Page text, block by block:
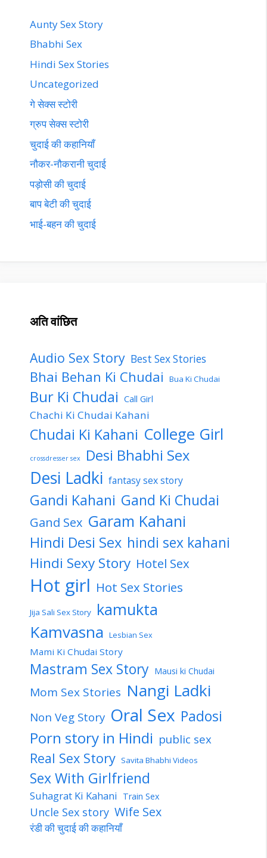
Aunty Sex Story
Bhabhi Sex
Hindi Sex Stories
Uncategorized
गे सेक्स स्टोरी
ग्रुप सेक्स स्टोरी
चुदाई की कहानियाँ
नौकर-नौकरानी चुदाई
पड़ोसी की चुदाई
बाप बेटी की चुदाई
भाई-बहन की चुदाई
अति वांछित
Audio Sex Story Best Sex Stories
Bhai Behan Ki Chudai Bua Ki Chudai
Bur Ki Chudai Call Girl
Chachi Ki Chudai Kahani
Chudai Ki Kahani College Girl
crossdresser sex Desi Bhabhi Sex
Desi Ladki fantasy sex story
Gandi Kahani Gand Ki Chudai
Gand Sex Garam Kahani
Hindi Desi Sex hindi sex kahani
Hindi Sexy Story Hotel Sex
Hot girl Hot Sex Stories
Jija Sali Sex Story kamukta
Kamvasna Lesbian Sex
Mami Ki Chudai Story
Mastram Sex Story Mausi ki Chudai
Mom Sex Stories Nangi Ladki
Non Veg Story Oral Sex Padosi
Porn story in Hindi public sex
Real Sex Story Savita Bhabhi Videos
Sex With Girlfriend
Suhagrat Ki Kahani Train Sex
Uncle Sex story Wife Sex
रंडी की चुदाई की कहानियाँ